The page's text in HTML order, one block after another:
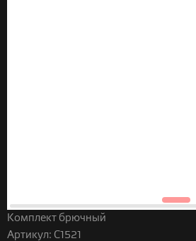
Комплект брючный
Артикул: C1521